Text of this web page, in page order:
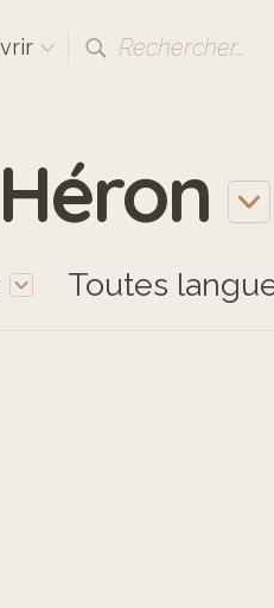
Rechercher…
Héron
Toutes